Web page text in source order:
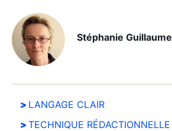
LANGAGE CLAIR
TECHNIQUE RÉDACTIONNELLE
Stéphanie Guillaume